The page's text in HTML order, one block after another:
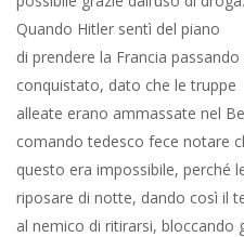
Quando Hitler sentì del piano
di prendere la Francia
conquistato, dato che le truppe
alleate erano ammassate nel
comando tedesco fece notare
questo era impossibile, perché
riposare di notte, dando così il
al nemico di ritirarsi, bloccando